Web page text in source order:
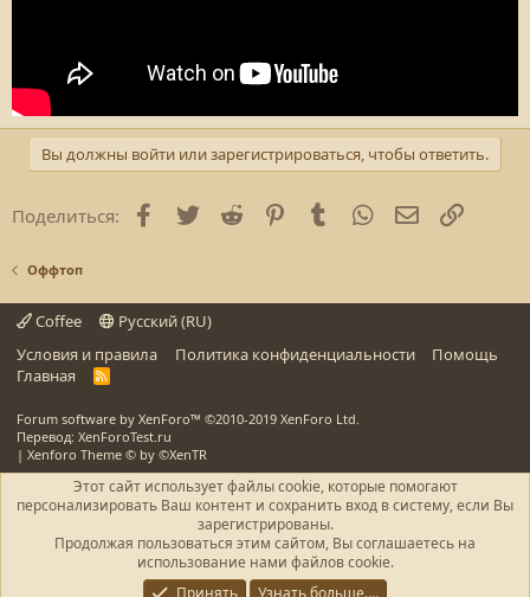
Вы должны войти или зарегистрироваться, чтобы ответить.
Поделиться: Facebook
TwitterReddit PinterestTumblr WhatsApp
E-mailСсылка
Оффтоп
Coffee
Русский (RU)
Условия и правила
Политика конфиденциальности
Помощь
Главная
R
Forum software by XenForo™ ©2010-2019 XenForo Ltd.
Перевод: XenForoTest.ru
| Xenforo Theme © by ©XenTR
Этот сайт использует файлы cookie, которые помогают
персонализировать Ваш контент и сохранить вход в систему, если Вы
зарегистрированы.
Продолжая пользоваться этим сайтом, Вы соглашаетесь на
использование нами файлов cookie.
Принять
Узнать больше....